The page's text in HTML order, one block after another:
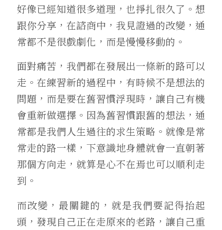
好像已經知道很多道理，也掙扎很久了。想
跟你分享，在諮商中，我見證過的改變，通
常都不是很戲劇化，而是慢慢移動的。
面對痛苦，我們都在發展出一條新的路可以
走。在練習新的過程中，有時候不是想法的
問題，而是要在舊習慣浮現時，讓自己有機
會重新做選擇。因為舊習慣跟舊的想法，通
常都是我們人生過往的求生策略。就像是常
常走的路一樣，下意識地身體就會一直朝著
那個方向走，就算是心不在焉也可以順利走
到。
而改變，最關鍵的，就是我們要記得抬起
頭，發現自己正在走原來的老路，讓自己重